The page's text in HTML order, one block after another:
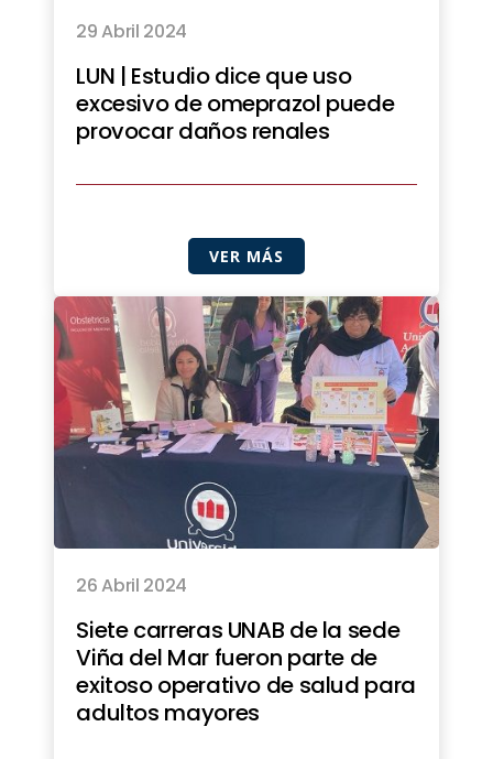
29 Abril 2024
LUN | Estudio dice que uso
excesivo de omeprazol puede
provocar daños renales
VER MÁS
26 Abril 2024
Siete carreras UNAB de la sede
Viña del Mar fueron parte de
exitoso operativo de salud para
adultos mayores